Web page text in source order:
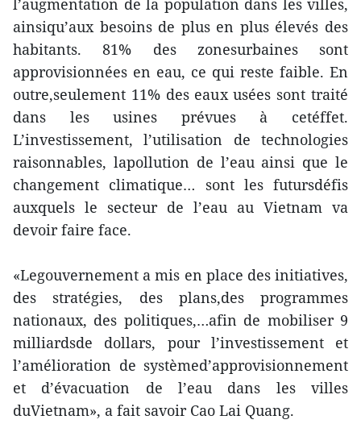
l’augmentation de la population dans les villes,
ainsiqu’aux besoins de plus en plus élevés des
habitants. 81% des zonesurbaines sont
approvisionnées en eau, ce qui reste faible. En
outre,seulement 11% des eaux usées sont traité
dans les usines prévues à cetéffet.
L’investissement, l’utilisation de technologies
raisonnables, lapollution de l’eau ainsi que le
changement climatique… sont les futursdéfis
auxquels le secteur de l’eau au Vietnam va
devoir faire face.
«Legouvernement a mis en place des initiatives,
des stratégies, des plans,des programmes
nationaux, des politiques,…afin de mobiliser 9
milliardsde dollars, pour l’investissement et
l’amélioration de systèmed’approvisionnement
et d’évacuation de l’eau dans les villes
duVietnam», a fait savoir Cao Lai Quang.